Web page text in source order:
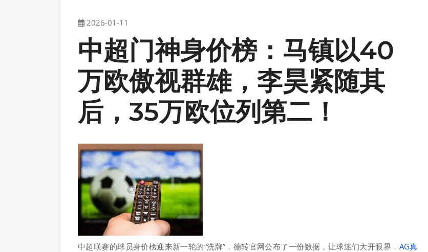
2026-01-11
中超门神身价榜：马镇以40
万欧傲视群雄，李昊紧随其
后，35万欧位列第二！
中超联赛的球员身价榜迎来新一轮的“洗牌”，德转官网公布了一份数据，让球迷们大开眼界， AG真